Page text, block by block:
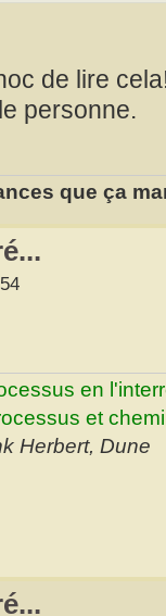
de lire
personne.
que ça
en
et
Herbert, Dune